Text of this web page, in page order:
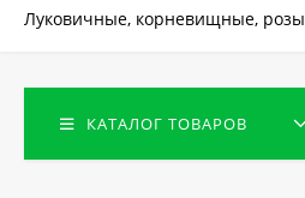
Луковичные, корневищные, розы
КАТАЛОГ ТОВАРОВ